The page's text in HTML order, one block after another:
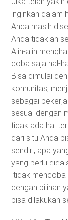
inginkan dalam
Anda masih
Anda tidaklah
Alih-alih
coba saja hal-
Bisa dimulai
komunitas,
sebagai
sesuai dengan
tidak ada hal
dari situ Anda
sendiri, apa
yang perlu
tidak mencoba
dengan pilihan
bisa dilakukan